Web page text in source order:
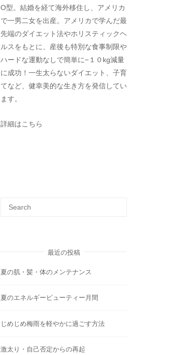
O型。結婚を経て海外移住し、アメリカ
で一男二女を出産。アメリカで学んだ最
先端のダイエット法やホリスティックヘ
ルスをもとに、産後も特別な食事制限や
ハードな運動なしで簡単に−１０kg減量
に成功！一生太らないダイエット、子育
てなど、健幸美的な生き方を発信してい
ます。
詳細はこちら
最近の投稿
夏の肌・髪・体のメンテナンス
夏のエネルギービューティー月間
じめじめ梅雨を軽やかに過ごす方法
激太り・自己否定からの再起